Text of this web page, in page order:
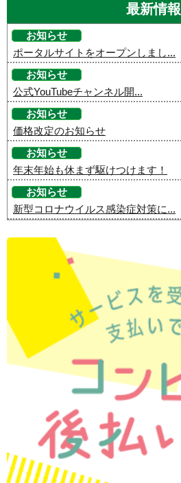
最新情報
お知らせ
ポータルサイトをオープンしまし...
お知らせ
公式YouTubeチャンネル開...
お知らせ
価格改定のお知らせ
お知らせ
年末年始も休まず駆けつけます！
お知らせ
新型コロナウイルス感染症対策に...